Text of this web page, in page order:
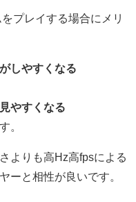
プレイする場合にメリ
しやすくなる
やすくなる
。
よりも高Hz高fpsによる
ーと相性が良いです。